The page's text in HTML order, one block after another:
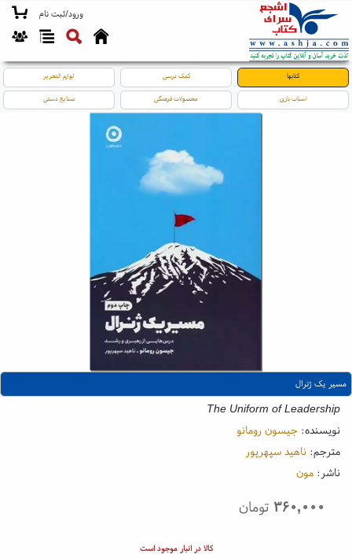
ورود/ثبت نام
کتابها کمک درسی لوازم التحریر
اسباب بازی محصولات فرهنگی صنایع دستی
مسیر یک ژنرال
The Uniform of Leadership
نویسنده: جیسون رومانو
مترجم: ناهید سپهرپور
ناشر: مون
۳۶۰,۰۰۰ تومان
کالا در انبار موجود است